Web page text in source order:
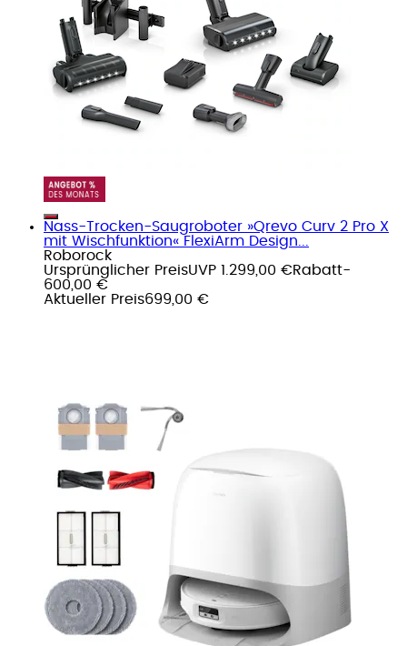
Nass-Trocken-Saugroboter »Qrevo Curv 2 Pro X
mit Wischfunktion« FlexiArm Design...
Roborock
Ursprünglicher PreisUVP 1.299,00 €Rabatt-
600,00 €
Aktueller Preis699,00 €